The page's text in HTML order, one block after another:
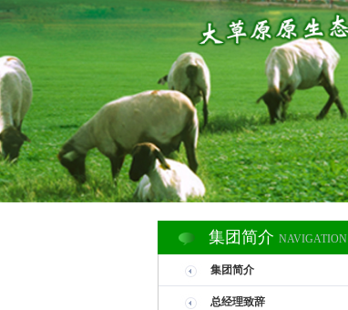
集团简介 NAVIGATION
集团简介
总经理致辞